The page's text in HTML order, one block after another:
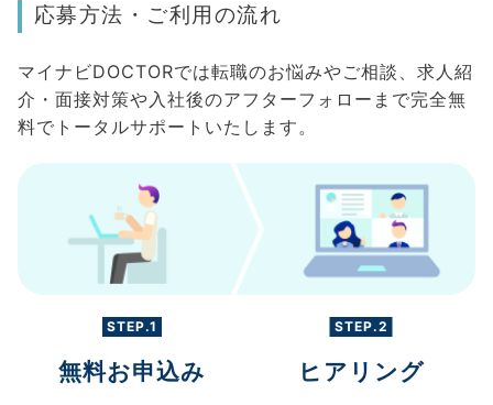
応募方法・ご利用の流れ
マイナビDOCTORでは転職のお悩みやご相談、求人紹
介・面接対策や入社後のアフターフォローまで完全無
料でトータルサポートいたします。
STEP.1
無料お申込み
STEP.2
ヒアリング